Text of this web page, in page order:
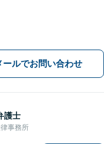
ールでお問い合わせ
護士
事務所